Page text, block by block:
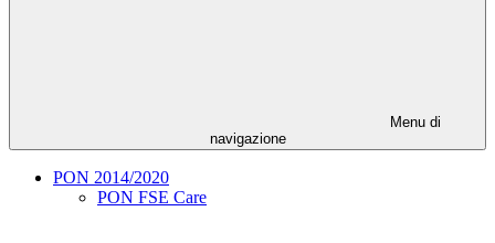
Menu di
navigazione
PON 2014/2020
PON FSE Care